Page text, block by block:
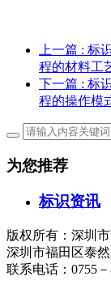
上一篇 : 标
程的材料
下一篇 : 标
程的操作模
为您推荐
标识资讯
版权所有：深圳
深圳市福田区泰
联系电话：0755－